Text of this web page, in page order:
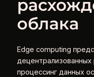
облака
Edge computing
децентрализованных
процессинг данных